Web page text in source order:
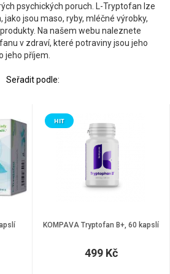
psychických poruch. L-Tryptofan lze
jsou maso, ryby, mléčné výrobky,
Na našem webu naleznete
v zdraví, které potraviny jsou jeho
jeho příjem.
Seřadit podle:
KOMPAVA Tryptofan B+, 60 kapslí
HIT
499 Kč